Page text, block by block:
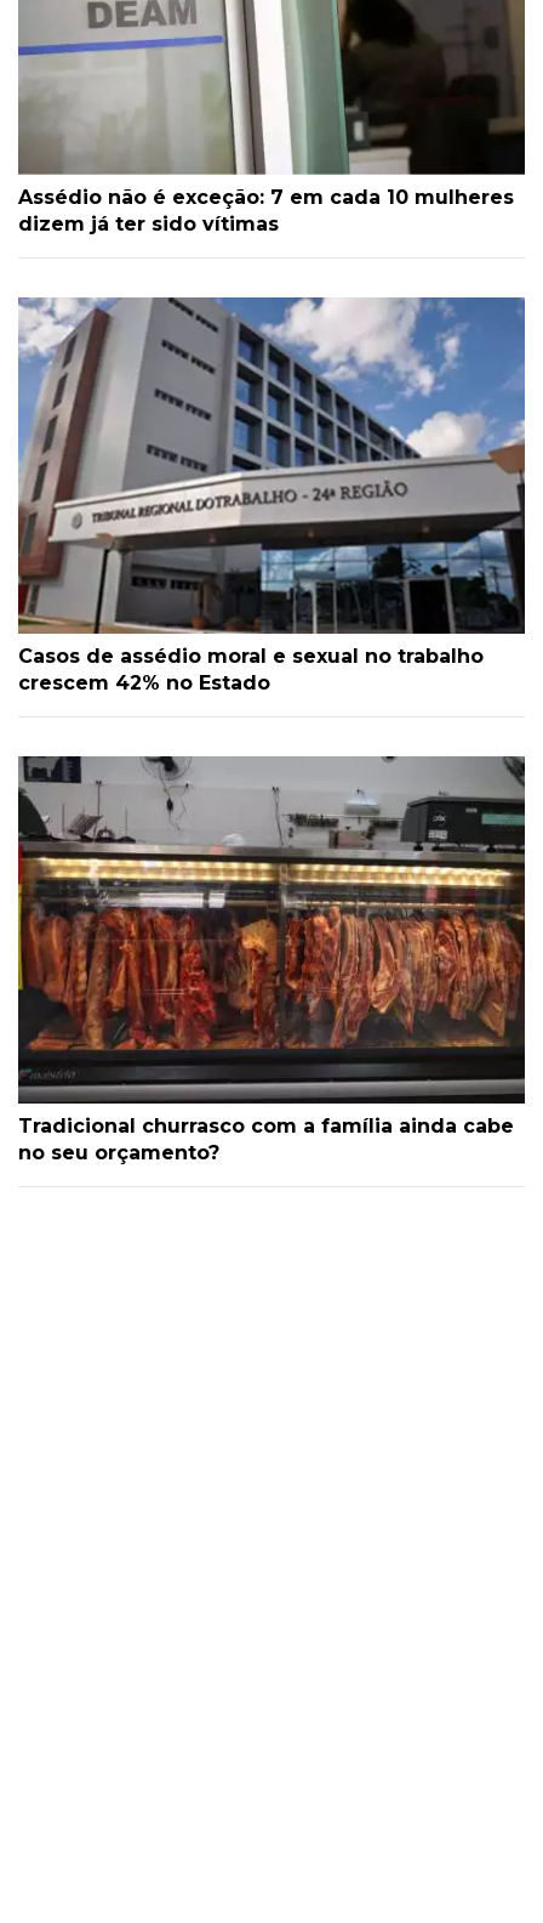
Assédio não é exceção: 7 em cada 10 mulheres
dizem já ter sido vítimas
Casos de assédio moral e sexual no trabalho
crescem 42% no Estado
Tradicional churrasco com a família ainda cabe
no seu orçamento?